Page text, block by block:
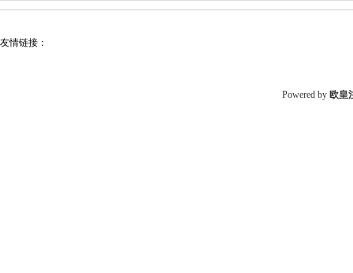
友情链接：
Powered by 欧皇